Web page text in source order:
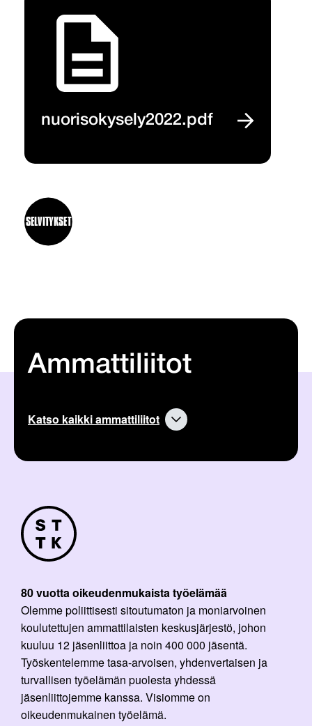
nuorisokysely2022.pdf
SELVITYKSET
Ammattiliitot
Katso kaikki ammattiliitot
80 vuotta oikeudenmukaista työelämää
Olemme poliittisesti sitoutumaton ja moniarvoinen
koulutettujen ammattilaisten keskusjärjestö, johon
kuuluu 12 jäsenliittoa ja noin 400 000 jäsentä.
Työskentelemme tasa-arvoisen, yhdenvertaisen ja
turvallisen työelämän puolesta yhdessä
jäsenliittojemme kanssa. Visiomme on
oikeudenmukainen työelämä.